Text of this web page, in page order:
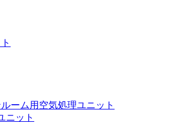
ーム用空気処理ユニット
ニット